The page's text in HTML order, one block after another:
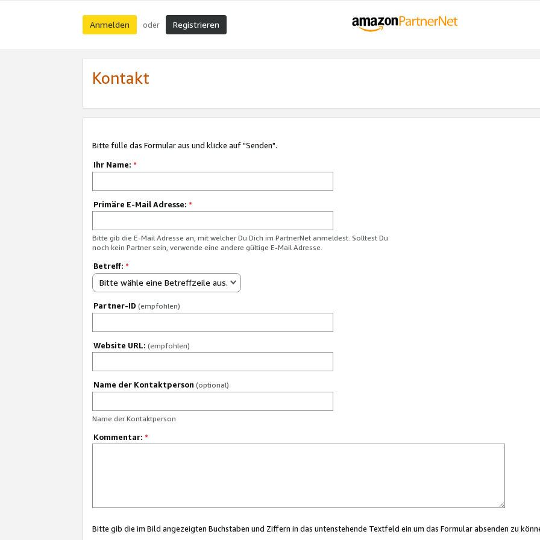
Anmelden oder Registrieren
Kontakt
Bitte fülle das Formular aus und klicke auf "Senden".
Ihr Name: *
Primäre E-Mail Adresse: *
Bitte gib die E-Mail Adresse an, mit welcher Du Dich im PartnerNet anmeldest. Solltest Du
noch kein Partner sein, verwende eine andere gültige E-Mail Adresse.
Betreff: *
Bitte wähle eine Betreffzeile aus.
Partner-ID (empfohlen)
Website URL: (empfohlen)
Name der Kontaktperson (optional)
Name der Kontaktperson
Kommentar: *
Bitte gib die im Bild angezeigten Buchstaben und Ziffern in das untenstehende Textfeld ein um das Formular absenden zu